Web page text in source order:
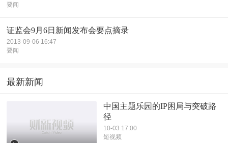
要闻
证监会9月6日新闻发布会要点摘录
2013-09-06 16:47
要闻
最新新闻
中国主题乐园的IP困局与突破路
径
10-03 17:00
短视频